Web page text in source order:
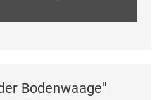
Bodenwaage"